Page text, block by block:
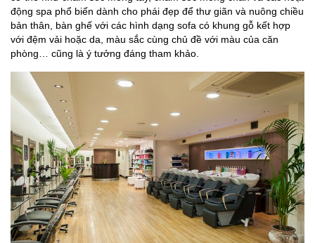
động spa phổ biến dành cho phái đẹp để thư giãn và nuông chiều
bản thân, bàn ghế với các hình dạng sofa có khung gỗ kết hợp
với đệm vải hoặc da, màu sắc cùng chủ đề với màu của căn
phòng… cũng là ý tưởng đáng tham khảo.